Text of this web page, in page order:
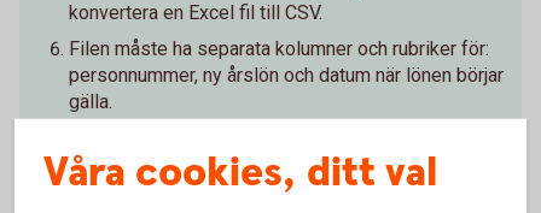
konvertera en Excel fil till CSV.
Filen måste ha separata kolumner och rubriker för:
personnummer, ny årslön och datum när lönen börjar
gälla.
internetbanken.
Våra cookies, ditt val